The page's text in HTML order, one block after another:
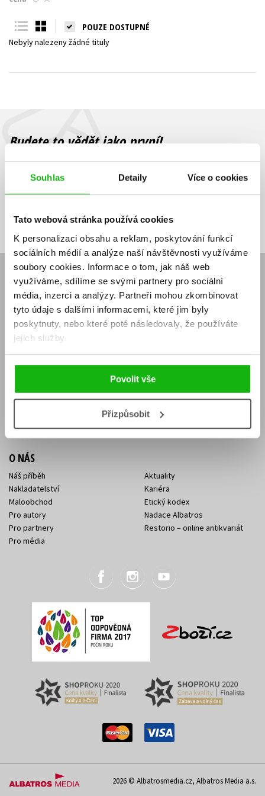
Souhlas Detaily Více o cookies
Tato webová stránka používá cookies
K personalizaci obsahu a reklam, poskytování funkcí
sociálních médií a analýze naší návštěvnosti využíváme
soubory cookies. Informace o tom, jak náš web
využíváme, sdílíme se svými partnery pro sociální
média, inzerci a analýzy. Partneři mohou zkombinovat
tyto údaje s dalšími informacemi, které jim byly
poskytnuty, nebo které poté následovaly, že používáte
jejich služby.
Povolit vše
Přizpůsobit
Young adult (SK)
Všechny tituly
POUZE DOSTUPNÉ
Nebyly nalezeny žádné tituly
Budete to vědět jako první!
Zajímá Vás, jaký knižní hit právě vychází, na jaké zboží je výhodná
sleva, jaká běží soutěž o ceny? Přihlášením k odběru našich e-
souhlasíte se zpracováním osobních údajů
mailová
adresa
mailová
adresa
Vaše e-mailová adresa Přihlásit se
E-SHOP
Aktuality
Naši autoři
Obchodní podmínky
Jak nakoupit
Knižní novinky
Dárkové poukazy
Affiliate program
KONTAKTY
Sídlo společnosti
Kontakty Albatros Media
O NÁS
Náš příběh
Nakladatelství
Maloobchod
Pro autory
Pro partnery
Pro média
Aktuality
Kariéra
Etický kodex
Nadace Albatros
Restorio – online antikvariát
2026 © Albatrosmedia.cz, Albatros Media a.s.